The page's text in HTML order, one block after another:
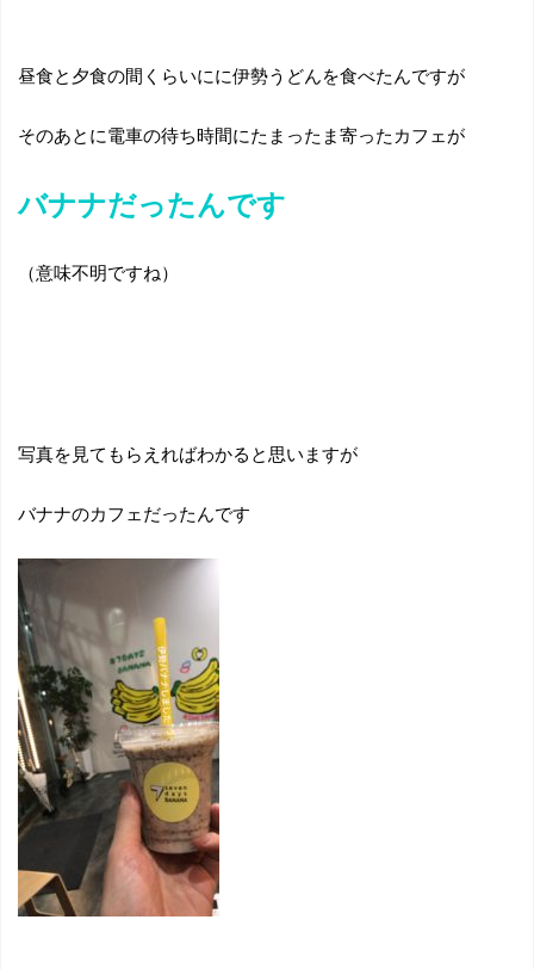
昼食と夕食の間くらいにに伊勢うどんを食べたんですが
そのあとに電車の待ち時間にたまったま寄ったカフェが
バナナだったんです
（意味不明ですね）
写真を見てもらえればわかると思いますが
バナナのカフェだったんです